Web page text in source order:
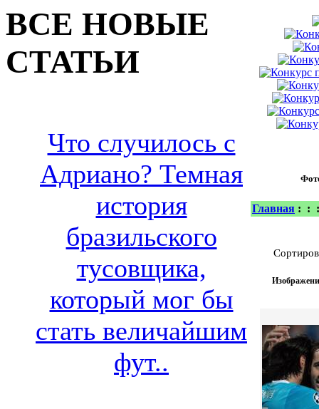
ВСЕ НОВЫЕ
СТАТЬИ
Что случилось с
Адриано? Темная
история
бразильского
тусовщика,
который мог бы
стать величайшим
фут..
Главная : :